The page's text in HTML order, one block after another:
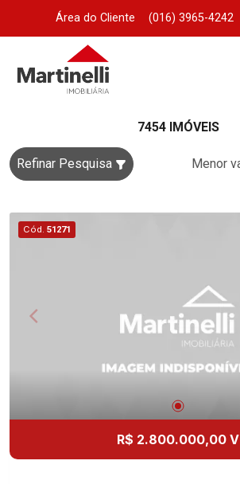
Área do Cliente (016) 3965-4242
7454 IMÓVEIS
Refinar Pesquisa
Cód. 51271
R$ 2.800.000,00 V